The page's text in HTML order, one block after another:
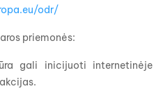
odr/
priemonės:
gali inicijuoti internetinėje